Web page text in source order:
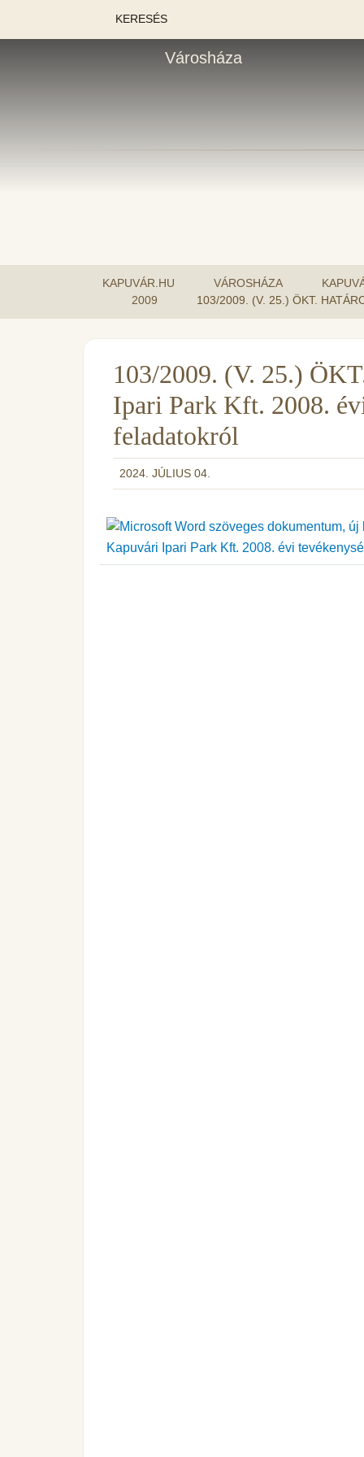
KERESÉS
Városháza
KAPUVÁR.HU VÁROSHÁZA
2009
103/2009. (V. 25.) ÖKT.
103/2009. (V. 25.)
Ipari Park Kft. 2008.
feladatokról
2024. JÚLIUS 04.
Kapuvári Ipari Park Kft. 2008. évi